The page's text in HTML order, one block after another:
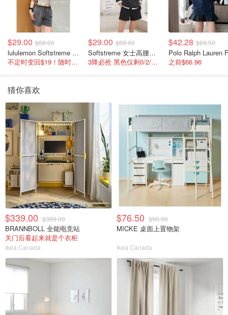
$29.00 $88.00
lululemon Softstreme 女士高腰短裤 10cm
不定时变回$19！随时点进来看
$29.00 $88.00
Softstreme 女士高腰短裤 4英寸
3降必抢 黑色仅剩0/2/4码
$42.28 $89.50
之前$66.96
猜你喜欢
$339.00 $399.00
BRANNBOLL 全能电竞站
关门后看起来就是个衣柜
Ikea Canada
$76.50 $90.00
MICKE 桌面上置物架
Ikea Canada